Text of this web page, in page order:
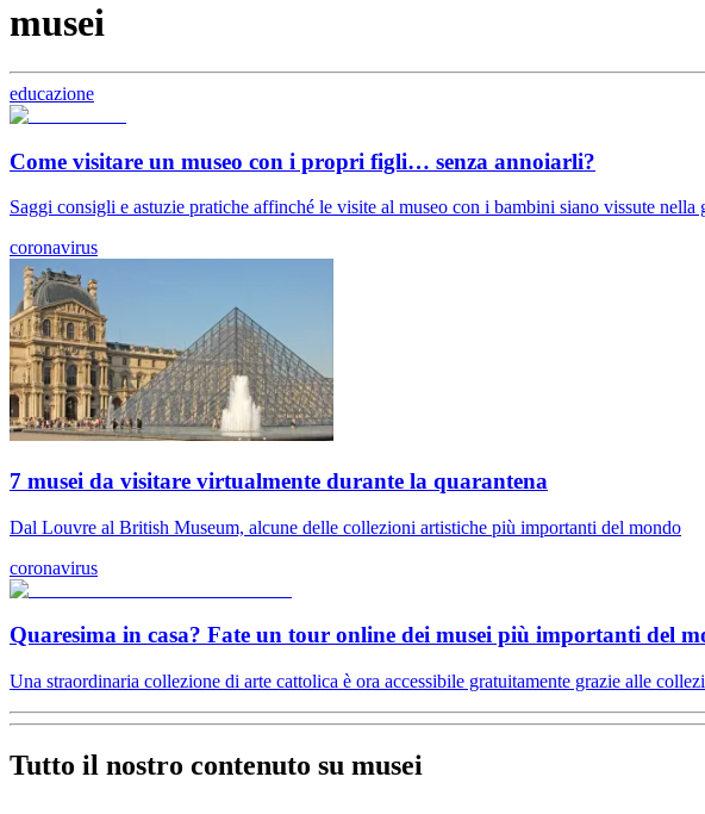
musei
educazione
Come visitare un museo con i propri figli… senza annoiarli?
Saggi consigli e astuzie pratiche affinché le visite al museo con i bambini siano vissute
coronavirus
7 musei da visitare virtualmente durante la quarantena
Dal Louvre al British Museum, alcune delle collezioni artistiche più importanti del mondo
coronavirus
Quaresima in casa? Fate un tour online dei musei più importanti del
Una straordinaria collezione di arte cattolica è ora accessibile gratuitamente grazie alle
Tutto il nostro contenuto su musei